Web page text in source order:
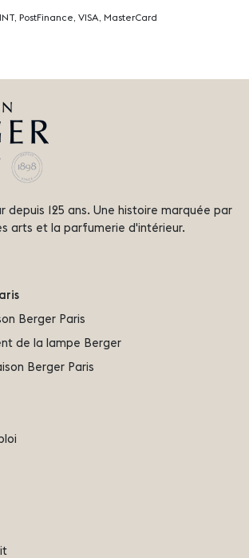
PostFinance, VISA, MasterCard
depuis 125 ans. Une histoire marquée par
arts et la parfumerie d'intérieur.
Berger Paris
de la lampe Berger
Berger Paris